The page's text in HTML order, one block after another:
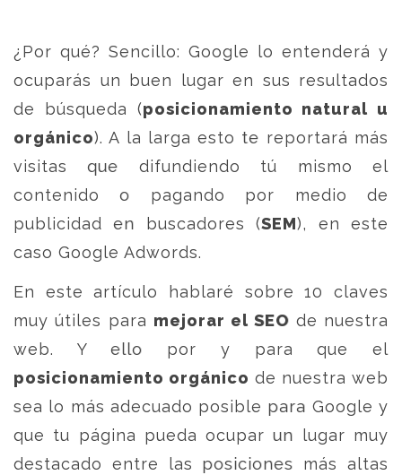
¿Por qué? Sencillo: Google lo entenderá y
ocuparás un buen lugar en sus resultados
de búsqueda (posicionamiento natural u
orgánico). A la larga esto te reportará más
visitas que difundiendo tú mismo el
contenido o pagando por medio de
publicidad en buscadores (SEM), en este
caso Google Adwords.
En este artículo hablaré sobre 10 claves
muy útiles para mejorar el SEO de nuestra
web. Y ello por y para que el
posicionamiento orgánico de nuestra web
sea lo más adecuado posible para Google y
que tu página pueda ocupar un lugar muy
destacado entre las posiciones más altas